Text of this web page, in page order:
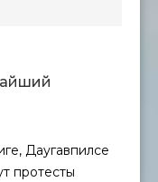
Даугавпилсе
протесты